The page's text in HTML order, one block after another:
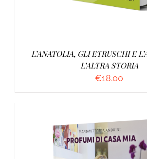
L’ANATOLIA, GLI ETRUSCHI E
L’ALTRA STORIA
€18.00